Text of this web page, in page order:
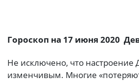
Гороскоп на 17 июня 2020
Не исключено, что настроение
изменчивым. Многие